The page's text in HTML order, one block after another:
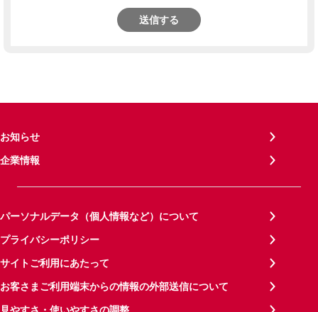
送信する
お知らせ
企業情報
パーソナルデータ（個人情報など）について
プライバシーポリシー
サイトご利用にあたって
お客さまご利用端末からの情報の外部送信について
見やすさ・使いやすさの調整